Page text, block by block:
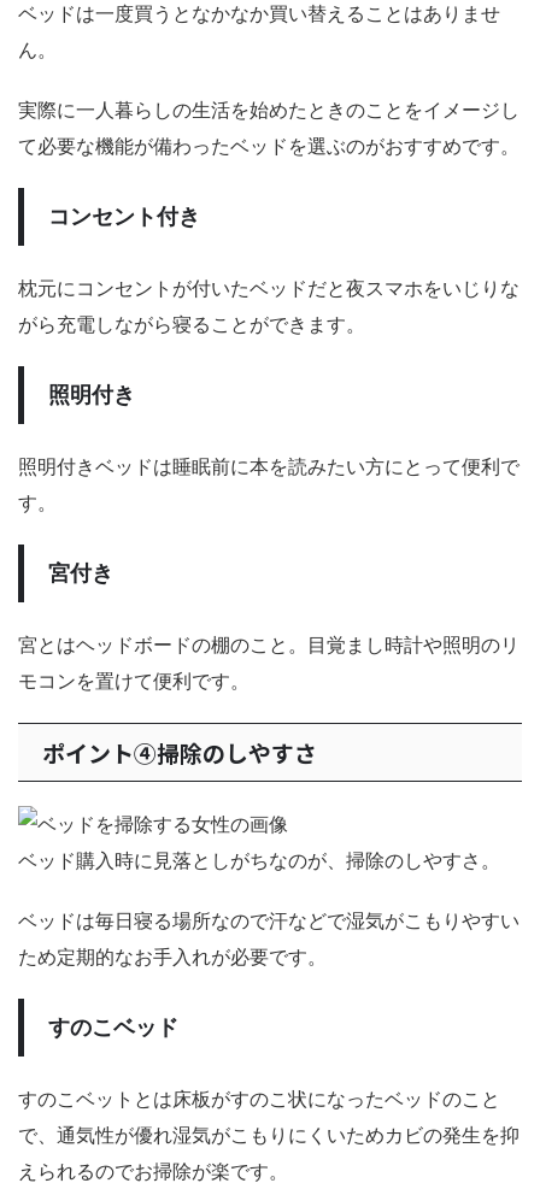
ベッドは一度買うとなかなか買い替えることはありませ
ん。
実際に一人暮らしの生活を始めたときのことをイメージし
て必要な機能が備わったベッドを選ぶのがおすすめです。
コンセント付き
枕元にコンセントが付いたベッドだと夜スマホをいじりな
がら充電しながら寝ることができます。
照明付き
照明付きベッドは睡眠前に本を読みたい方にとって便利で
す。
宮付き
宮とはヘッドボードの棚のこと。目覚まし時計や照明のリ
モコンを置けて便利です。
ポイント④掃除のしやすさ
ベッド購入時に見落としがちなのが、掃除のしやすさ。
ベッドは毎日寝る場所なので汗などで湿気がこもりやすい
ため定期的なお手入れが必要です。
すのこベッド
すのこベットとは床板がすのこ状になったベッドのこと
で、通気性が優れ湿気がこもりにくいためカビの発生を抑
えられるのでお掃除が楽です。